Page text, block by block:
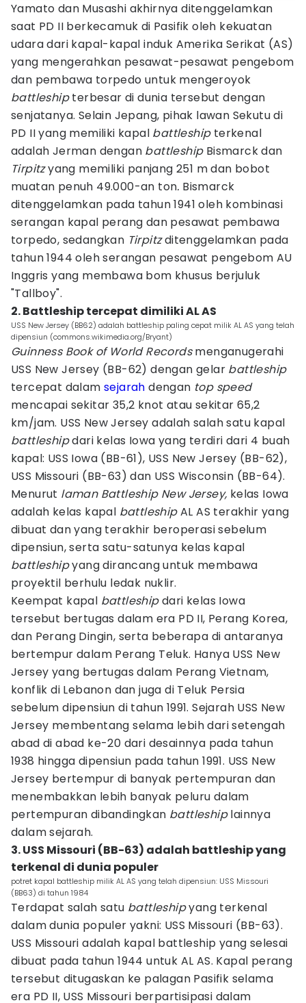
Yamato dan Musashi akhirnya ditenggelamkan
saat PD II berkecamuk di Pasifik oleh kekuatan
udara dari kapal-kapal induk Amerika Serikat (AS)
yang mengerahkan pesawat-pesawat pengebom
dan pembawa torpedo untuk mengeroyok
battleshipterbesar di dunia tersebut dengan
senjatanya. Selain Jepang, pihak lawan Sekutu di
PD II yang memiliki kapal battleship terkenal
adalah Jerman dengan battleship Bismarck dan
Tirpitzyang memiliki panjang 251 m dan bobot
muatan penuh 49.000-an ton. Bismarck
ditenggelamkan pada tahun 1941 oleh kombinasi
serangan kapal perang dan pesawat pembawa
torpedo, sedangkan Tirpitzditenggelamkan pada
tahun 1944 oleh serangan pesawat pengebom AU
Inggris yang membawa bom khusus berjuluk
"Tallboy".
2. Battleship tercepat dimiliki AL AS
USS New Jersey (BB62) adalah battleship paling cepat milik AL AS yang telah
dipensiun (commons.wikimedia.org/Bryant)
Guinness Book of World Recordsmenganugerahi
USS New Jersey (BB-62) dengan gelar battleship
tercepat dalam sejarah dengan top speed
mencapai sekitar 35,2 knot atau sekitar 65,2
km/jam. USS New Jersey adalah salah satu kapal
battleshipdari kelas Iowa yang terdiri dari 4 buah
kapal: USS Iowa (BB-61), USS New Jersey (BB-62),
USS Missouri (BB-63) dan USS Wisconsin (BB-64).
Menurut laman Battleship New Jersey, kelas Iowa
adalah kelas kapal battleshipAL AS terakhir yang
dibuat dan yang terakhir beroperasi sebelum
dipensiun, serta satu-satunya kelas kapal
battleshipyang dirancang untuk membawa
proyektil berhulu ledak nuklir.
Keempat kapal battleshipdari kelas Iowa
tersebut bertugas dalam era PD II, Perang Korea,
dan Perang Dingin, serta beberapa di antaranya
bertempur dalam Perang Teluk. Hanya USS New
Jersey yang bertugas dalam Perang Vietnam,
konflik di Lebanon dan juga di Teluk Persia
sebelum dipensiun di tahun 1991. Sejarah USS New
Jersey membentang selama lebih dari setengah
abad di abad ke-20 dari desainnya pada tahun
1938 hingga dipensiun pada tahun 1991. USS New
Jersey bertempur di banyak pertempuran dan
menembakkan lebih banyak peluru dalam
pertempuran dibandingkan battleshiplainnya
dalam sejarah.
3. USS Missouri (BB-63) adalah battleship yang
terkenal di dunia populer
potret kapal battleship milik AL AS yang telah dipensiun: USS Missouri
(BB63) di tahun 1984
Terdapat salah satu battleshipyang terkenal
dalam dunia populer yakni: USS Missouri (BB-63).
USS Missouri adalah kapal battleship yang selesai
dibuat pada tahun 1944 untuk AL AS. Kapal perang
tersebut ditugaskan ke palagan Pasifik selama
era PD II, USS Missouri berpartisipasi dalam